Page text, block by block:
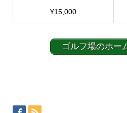
¥15,000
ゴルフ場のホー